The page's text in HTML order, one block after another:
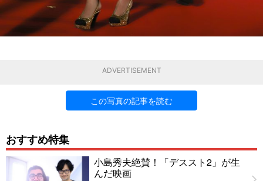
ADVERTISEMENT
この写真の記事を読む
おすすめ特集
小島秀夫絶賛！「デススト2」が生
んだ映画